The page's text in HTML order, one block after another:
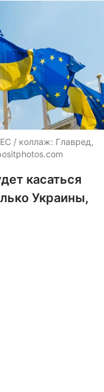
/ коллаж: Главред,
касаться
Украины,